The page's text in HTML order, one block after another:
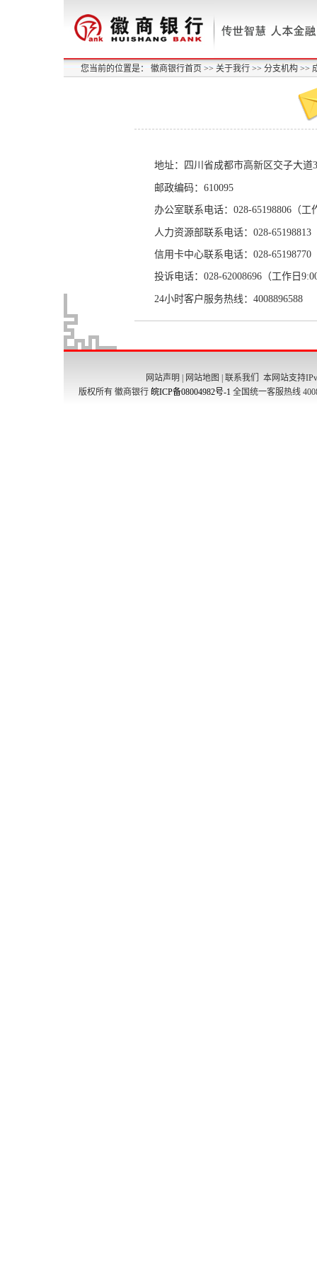
您当前的位置是： 徽商银行首页 >> 关于我行 >> 分支机构 >>
地址：四川省成都市高新区交子大道
邮政编码： 610095
办公室联系电话： 028-65198806 （工
人力资源部联系电话：028-65198813
信用卡中心联系电话： 028-65198770
投诉电话：028-62008696（工作日
24小时客户服务热线： 4008896588
网站声明 网站地图 联系我们
本网站支持
版权所有 徽商银行 皖ICP备08004982号-1 全国统一客服热线